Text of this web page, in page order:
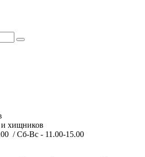
и хищников
/ Сб-Вс - 11.00-15.00